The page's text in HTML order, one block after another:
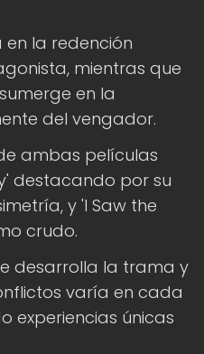
la redención
mientras que
en la
del vengador.
ambas películas
destacando por su
y 'I Saw the
crudo.
desarrolla la trama y
varía en cada
experiencias únicas